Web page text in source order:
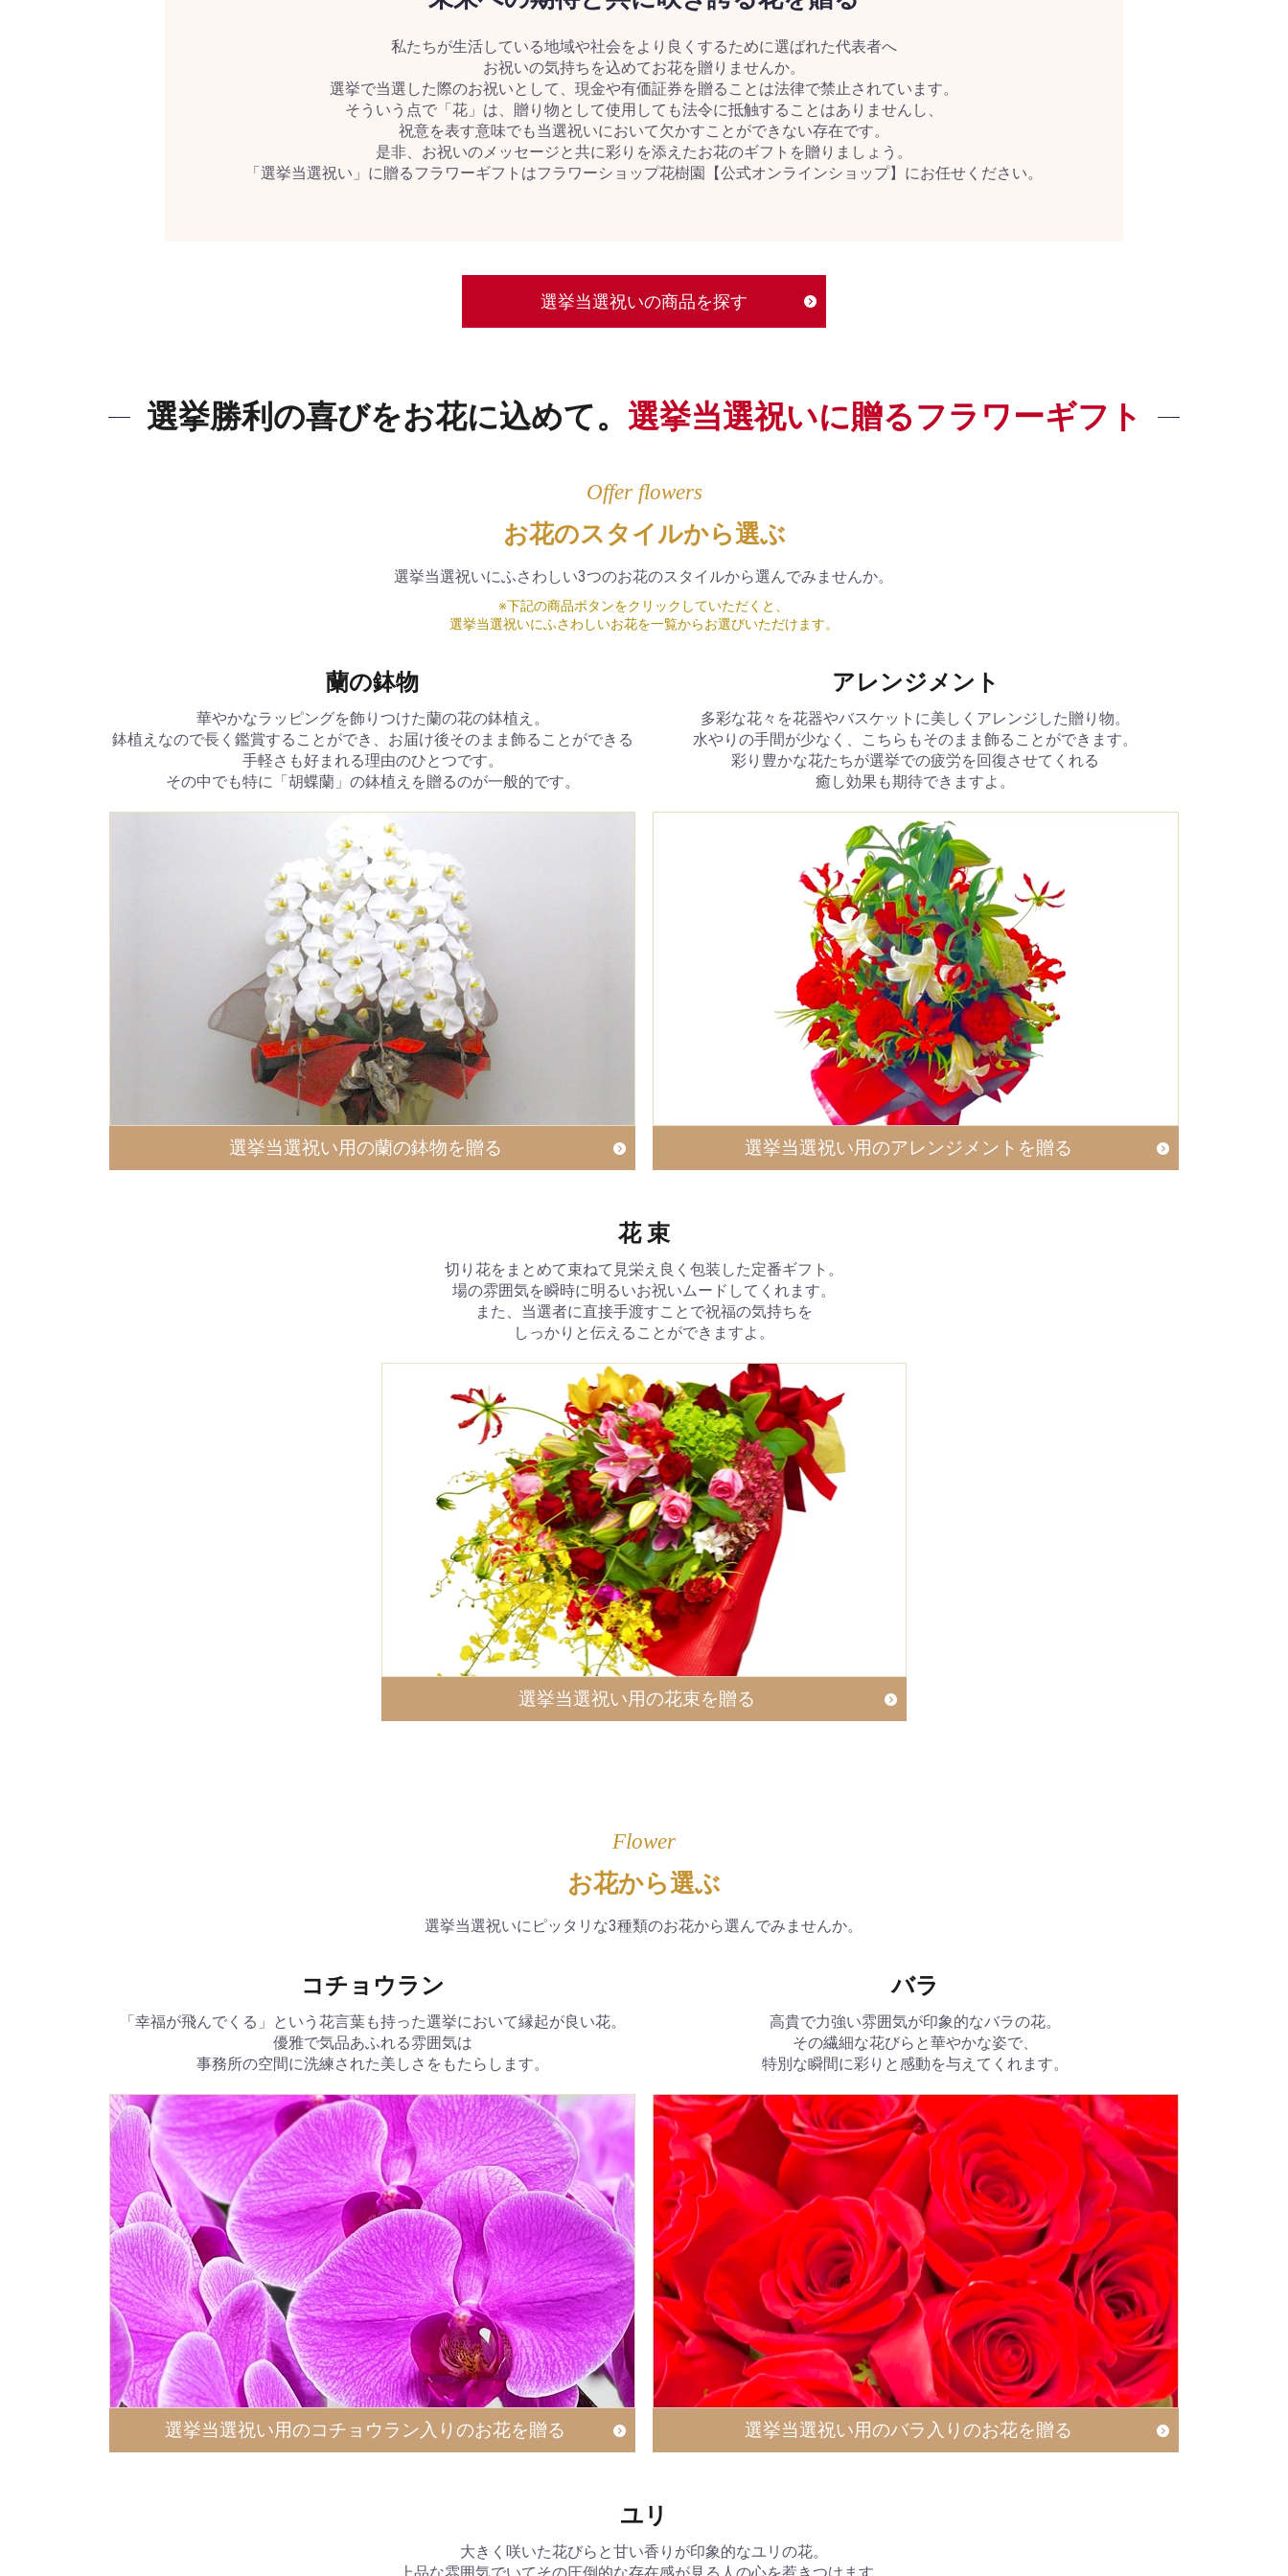
私たちが生活している地域や社会をより良くするために選ばれた代表者へ
お祝いの気持ちを込めてお花を贈りませんか。
選挙で当選した際のお祝いとして、現金や有価証券を贈ることは法律で禁止されています。
そういう点で「花」は、贈り物として使用しても法令に抵触することはありませんし、
祝意を表す意味でも当選祝いにおいて欠かすことができない存在です。
是非、お祝いのメッセージと共に彩りを添えたお花のギフトを贈りましょう。
「選挙当選祝い」に贈るフラワーギフトはフラワーショップ花樹園【公式オンラインショップ】にお任せください。
選挙当選祝いの商品を探す
選挙勝利の喜びをお花に込めて。 選挙当選祝いに贈るフラワーギフト
Offer flowers
お花のスタイルから選ぶ
選挙当選祝いにふさわしい3つのお花のスタイルから選んでみませんか。
※下記の商品ボタンをクリックしていただくと、
選挙当選祝いにふさわしいお花を一覧からお選びいただけます。
蘭の鉢物
華やかなラッピングを飾りつけた蘭の花の鉢植え。
鉢植えなので長く鑑賞することができ、お届け後そのまま飾ることができる
手軽さも好まれる理由のひとつです。
その中でも特に「胡蝶蘭」の鉢植えを贈るのが一般的です。
選挙当選祝い用の蘭の鉢物を贈る
アレンジメント
多彩な花々を花器やバスケットに美しくアレンジした贈り物。
水やりの手間が少なく、こちらもそのまま飾ることができます。
彩り豊かな花たちが選挙での疲労を回復させてくれる
癒し効果も期待できますよ。
選挙当選祝い用のアレンジメントを贈る
花 束
切り花をまとめて束ねて見栄え良く包装した定番ギフト。
場の雰囲気を瞬時に明るいお祝いムードしてくれます。
また、当選者に直接手渡すことで祝福の気持ちを
しっかりと伝えることができますよ。
選挙当選祝い用の花束を贈る
Flower
お花から選ぶ
選挙当選祝いにピッタリな3種類のお花から選んでみませんか。
コチョウラン
「幸福が飛んでくる」という花言葉も持った選挙において縁起が良い花。
優雅で気品あふれる雰囲気は
事務所の空間に洗練された美しさをもたらします。
選挙当選祝い用のコチョウラン入りのお花を贈る
バラ
高貴で力強い雰囲気が印象的なバラの花。
その繊細な花びらと華やかな姿で、
特別な瞬間に彩りと感動を与えてくれます。
選挙当選祝い用のバラ入りのお花を贈る
ユリ
大きく咲いた花びらと甘い香りが印象的なユリの花。